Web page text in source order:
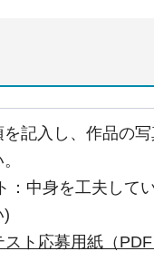
記入し、作品の
：中身を工夫して
)
ト応募用紙（PDF